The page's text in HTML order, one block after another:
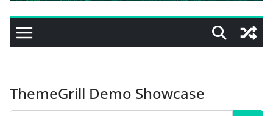
ThemeGrill Demo Showcase